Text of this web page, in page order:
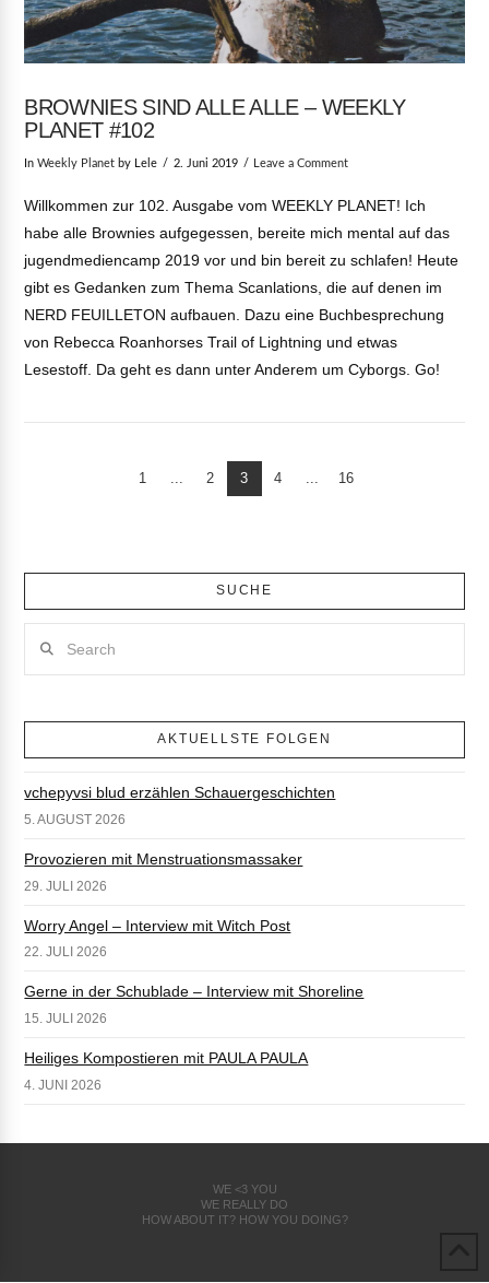
BROWNIES SIND ALLE ALLE – WEEKLY
PLANET #102
InWeekly Planet by Lele 2. Juni 2019 Leave a Comment
Willkommen zur 102. Ausgabe vom WEEKLY PLANET! Ich
habe alle Brownies aufgegessen, bereite mich mental auf das
jugendmediencamp 2019 vor und bin bereit zu schlafen! Heute
gibt es Gedanken zum Thema Scanlations, die auf denen im
NERD FEUILLETON aufbauen. Dazu eine Buchbesprechung
von Rebecca Roanhorses Trail of Lightning und etwas
Lesestoff. Da geht es dann unter Anderem um Cyborgs. Go!
1 ... 2 3 4 ... 16
SUCHE
AKTUELLSTE FOLGEN
vchepyvsi blud erzählen Schauergeschichten
5. AUGUST 2026
Provozieren mit Menstruationsmassaker
29. JULI 2026
Worry Angel – Interview mit Witch Post
22. JULI 2026
Gerne in der Schublade – Interview mit Shoreline
15. JULI 2026
Heiliges Kompostieren mit PAULA PAULA
4. JUNI 2026
WE <3 YOU
WE REALLY DO
HOW ABOUT IT? HOW YOU DOING?